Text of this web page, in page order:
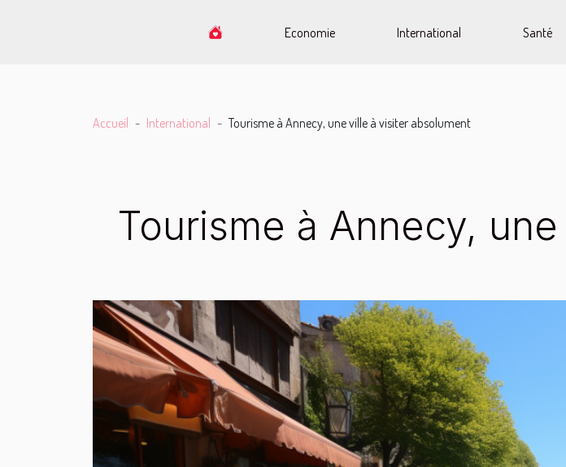
Economie International Santé
Accueil International Tourisme à Annecy, une ville à visiter absolument
Tourisme à Annecy,